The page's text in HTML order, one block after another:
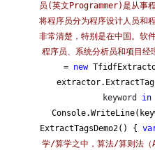
员(英文Programmer)是从事
将程序员分为程序设计人员和
非常清楚，特别是在中国。软
程序员、系统分析员和项目经
= new
keyword in
ExtractTagsDemo2() {
学/算学之中，算法/算则法